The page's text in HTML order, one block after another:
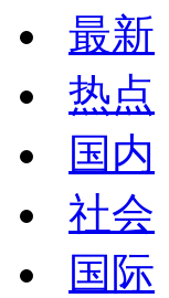
最新
热点
国内
社会
国际